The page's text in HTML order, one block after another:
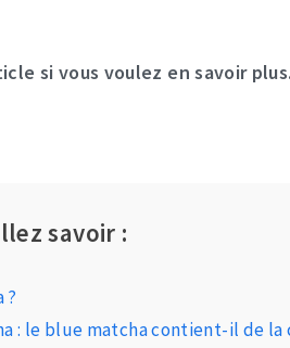
si vous voulez en savoir plus.
savoir :
?
: le blue matcha contient-il de la